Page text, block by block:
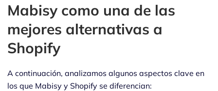
Mabisy como una de las
mejores alternativas a
Shopify
A continuación, analizamos algunos aspectos clave en
los que Mabisy y Shopify se diferencian: